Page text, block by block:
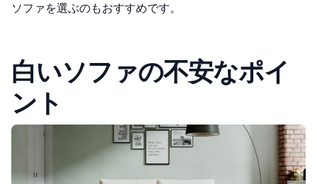
ソファを選ぶのもおすすめです。
白いソファの不安なポイ
ント